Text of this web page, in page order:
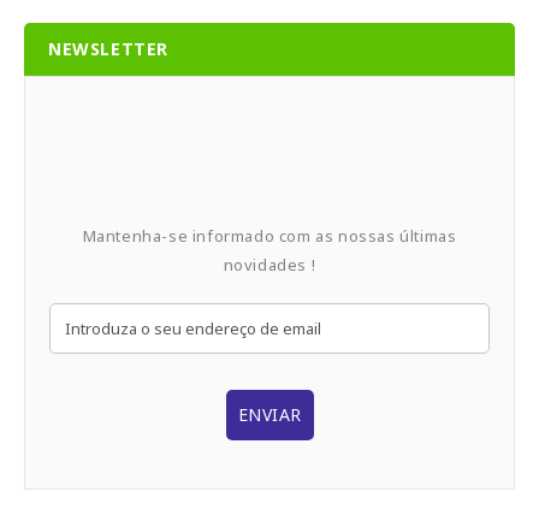
NEWSLETTER
Mantenha-se informado com as nossas últimas
novidades !
ENVIAR